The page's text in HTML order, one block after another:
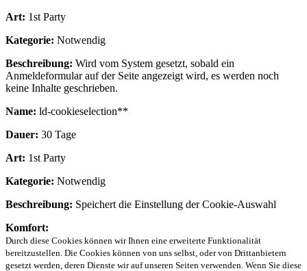
Art: 1st Party
Kategorie: Notwendig
Beschreibung: Wird vom System gesetzt, sobald ein
Anmeldeformular auf der Seite angezeigt wird, es werden noch
keine Inhalte geschrieben.
Name: ld-cookieselection**
Dauer: 30 Tage
Art: 1st Party
Kategorie: Notwendig
Beschreibung: Speichert die Einstellung der Cookie-Auswahl
Komfort:
Durch diese Cookies können wir Ihnen eine erweiterte Funktionalität
bereitzustellen. Die Cookies können von uns selbst, oder von Drittanbietern
gesetzt werden, deren Dienste wir auf unseren Seiten verwenden. Wenn Sie diese